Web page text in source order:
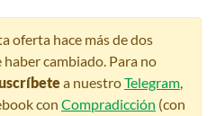
oferta hace más de dos
haber cambiado. Para no
a nuestroTelegram,
con Compradicción (con